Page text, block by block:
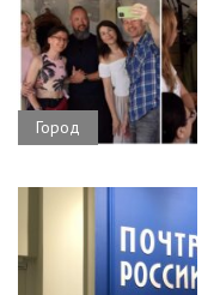
Город